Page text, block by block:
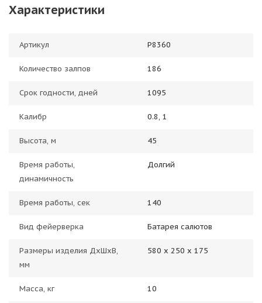
Характеристики
Артикул Р8360
Количество залпов 186
Срок годности, дней 1095
Калибр 0.8, 1
Высота, м 45
Время работы,
динамичность
Долгий
Время работы, сек 140
Вид фейерверка Батарея салютов
Размеры изделия ДхШхВ,
мм
580 х 250 х 175
Масса, кг 10